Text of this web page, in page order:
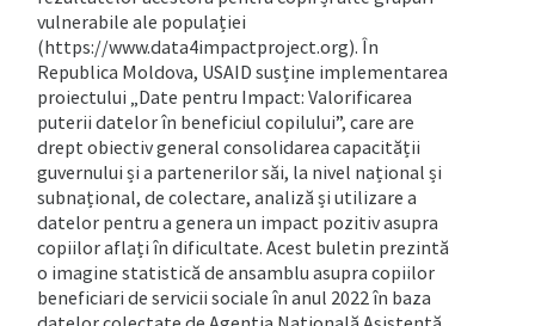
vulnerabile ale populației
(https://www.data4impactproject.org). În
Republica Moldova, USAID susține implementarea
proiectului „Date pentru Impact: Valorificarea
puterii datelor în beneficiul copilului”, care are
drept obiectiv general consolidarea capacității
guvernului și a partenerilor săi, la nivel național și
subnațional, de colectare, analiză și utilizare a
datelor pentru a genera un impact pozitiv asupra
copiilor aflați în dificultate. Acest buletin prezintă
o imagine statistică de ansamblu asupra copiilor
beneficiari de servicii sociale în anul 2022 în baza